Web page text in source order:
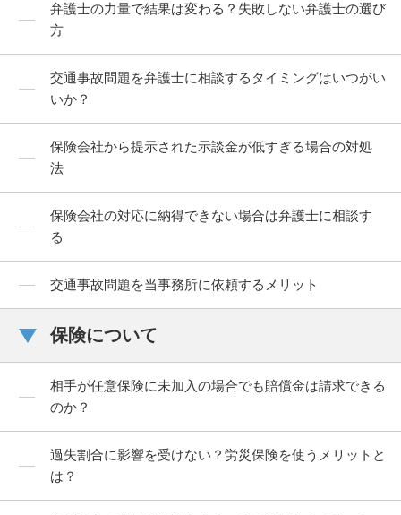
弁護士の力量で結果は変わる？失敗しない弁護士の選び
方
交通事故問題を弁護士に相談するタイミングはいつがい
いか？
保険会社から提示された示談金が低すぎる場合の対処
法
保険会社の対応に納得できない場合は弁護士に相談す
る
交通事故問題を当事務所に依頼するメリット
保険について
相手が任意保険に未加入の場合でも賠償金は請求できる
のか？
過失割合に影響を受けない？労災保険を使うメリットと
は？